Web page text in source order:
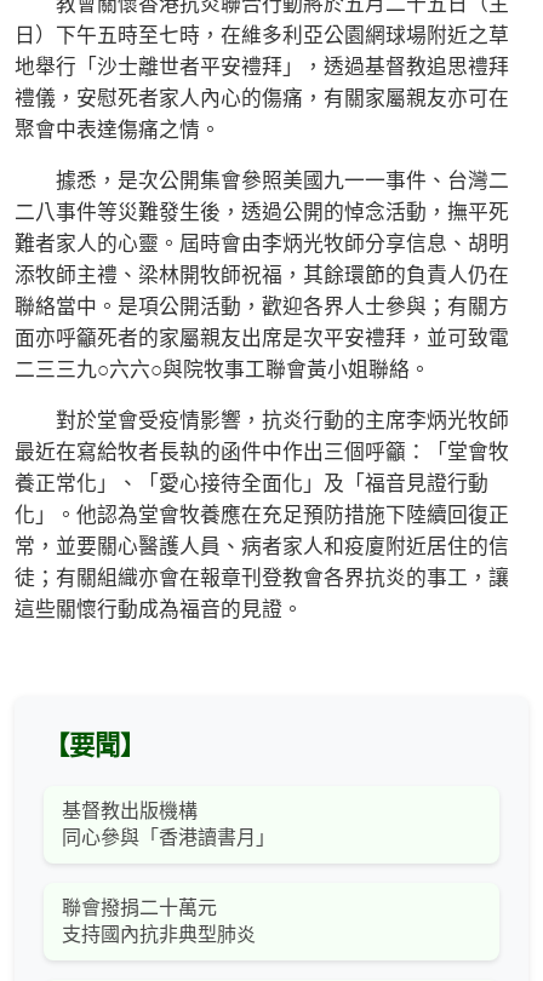
日）下午五時至七時，在維多利亞公園網球場附近之草
地舉行「沙士離世者平安禮拜」，透過基督教追思禮拜
禮儀，安慰死者家人內心的傷痛，有關家屬親友亦可在
聚會中表達傷痛之情。
據悉，是次公開集會參照美國九一一事件、台灣二
二八事件等災難發生後，透過公開的悼念活動，撫平死
難者家人的心靈。屆時會由李炳光牧師分享信息、胡明
添牧師主禮、梁林開牧師祝福，其餘環節的負責人仍在
聯絡當中。是項公開活動，歡迎各界人士參與；有關方
面亦呼籲死者的家屬親友出席是次平安禮拜，並可致電
二三三九○六六○與院牧事工聯會黃小姐聯絡。
對於堂會受疫情影響，抗炎行動的主席李炳光牧師
最近在寫給牧者長執的函件中作出三個呼籲：「堂會牧
養正常化」、「愛心接待全面化」及「福音見證行動
化」。他認為堂會牧養應在充足預防措施下陸續回復正
常，並要關心醫護人員、病者家人和疫廈附近居住的信
徒；有關組織亦會在報章刊登教會各界抗炎的事工，讓
這些關懷行動成為福音的見證。
【要聞】
基督教出版機構
同心參與「香港讀書月」
聯會撥捐二十萬元
支持國內抗非典型肺炎